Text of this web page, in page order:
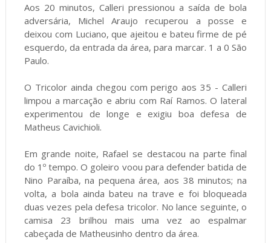
Aos 20 minutos, Calleri pressionou a saída de bola
adversária, Michel Araujo recuperou a posse e
deixou com Luciano, que ajeitou e bateu firme de pé
esquerdo, da entrada da área, para marcar. 1 a 0 São
Paulo.
O Tricolor ainda chegou com perigo aos 35 - Calleri
limpou a marcação e abriu com Raí Ramos. O lateral
experimentou de longe e exigiu boa defesa de
Matheus Cavichioli.
Em grande noite, Rafael se destacou na parte final
do 1º tempo. O goleiro voou para defender batida de
Nino Paraíba, na pequena área, aos 38 minutos; na
volta, a bola ainda bateu na trave e foi bloqueada
duas vezes pela defesa tricolor. No lance seguinte, o
camisa 23 brilhou mais uma vez ao espalmar
cabeçada de Matheusinho dentro da área.